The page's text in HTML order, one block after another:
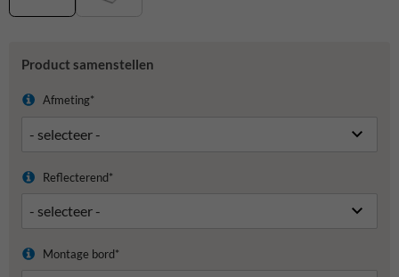
Product samenstellen
Afmeting*
Reflecterend*
Montage bord*